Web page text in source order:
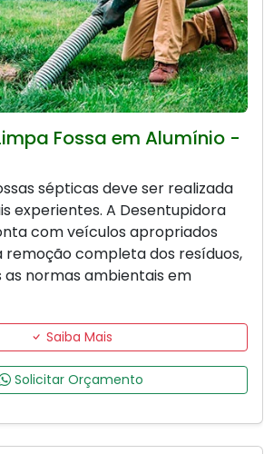
Fossa em Alumínio -
sépticas deve ser realizada
experientes. A Desentupidora
com veículos apropriados
completa dos resíduos,
as normas ambientais em
Saiba Mais
Solicitar Orçamento